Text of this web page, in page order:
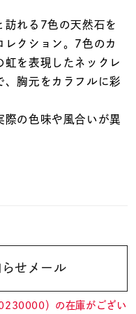
訪れる7色の天然石を
レクション。7色のカ
虹を表現したネックレ
、胸元をカラフルに彩
の色味や風合いが異
せメール
）の在庫がござい